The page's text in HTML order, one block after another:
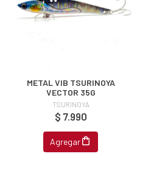
METAL VIB TSURINOYA
VECTOR 35G
TSURINOYA
$ 7.990
Agregar